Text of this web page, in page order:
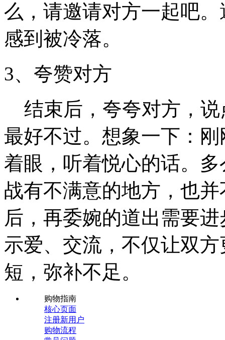
么，请邀请对方一起吧
感到被冷落。
3、夸赞对方
结束后，夸夸对方，说
最好不过。想象一下：
着眼，听着悦心的话。
战有不满意的地方，也
后，再委婉的道出需要
示爱、交流，不仅让双
短，弥补不足。
购物指南
核心页面
注册新用户
购物流程